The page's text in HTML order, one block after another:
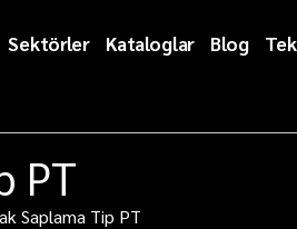
Sektörler Kataloglar Blog
PT
Saplama Tip PT